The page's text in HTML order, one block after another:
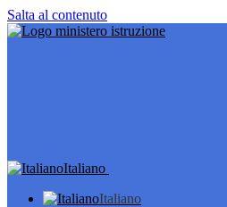
Salta al contenuto
Italiano
Italiano